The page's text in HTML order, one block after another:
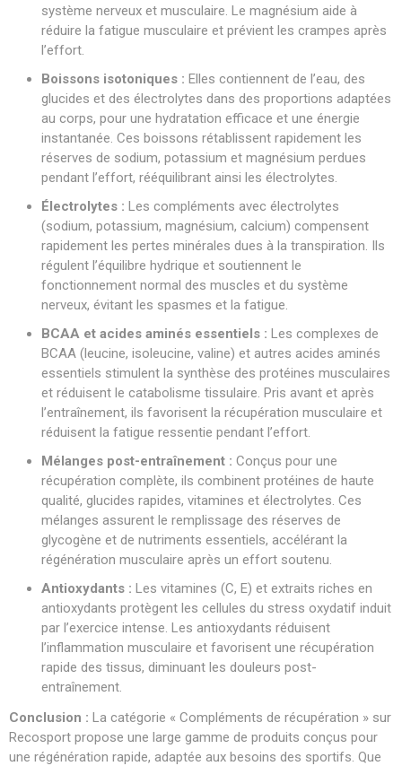
système nerveux et musculaire. Le magnésium aide à
réduire la fatigue musculaire et prévient les crampes après
l’effort.
Boissons isotoniques : Elles contiennent de l’eau, des
glucides et des électrolytes dans des proportions adaptées
au corps, pour une hydratation efficace et une énergie
instantanée. Ces boissons rétablissent rapidement les
réserves de sodium, potassium et magnésium perdues
pendant l’effort, rééquilibrant ainsi les électrolytes.
Électrolytes : Les compléments avec électrolytes
(sodium, potassium, magnésium, calcium) compensent
rapidement les pertes minérales dues à la transpiration. Ils
régulent l’équilibre hydrique et soutiennent le
fonctionnement normal des muscles et du système
nerveux, évitant les spasmes et la fatigue.
BCAA et acides aminés essentiels : Les complexes de
BCAA (leucine, isoleucine, valine) et autres acides aminés
essentiels stimulent la synthèse des protéines musculaires
et réduisent le catabolisme tissulaire. Pris avant et après
l’entraînement, ils favorisent la récupération musculaire et
réduisent la fatigue ressentie pendant l’effort.
Mélanges post-entraînement : Conçus pour une
récupération complète, ils combinent protéines de haute
qualité, glucides rapides, vitamines et électrolytes. Ces
mélanges assurent le remplissage des réserves de
glycogène et de nutriments essentiels, accélérant la
régénération musculaire après un effort soutenu.
Antioxydants : Les vitamines (C, E) et extraits riches en
antioxydants protègent les cellules du stress oxydatif induit
par l’exercice intense. Les antioxydants réduisent
l’inflammation musculaire et favorisent une récupération
rapide des tissus, diminuant les douleurs post-
entraînement.
Conclusion : La catégorie « Compléments de récupération » sur
Recosport propose une large gamme de produits conçus pour
une régénération rapide, adaptée aux besoins des sportifs. Que